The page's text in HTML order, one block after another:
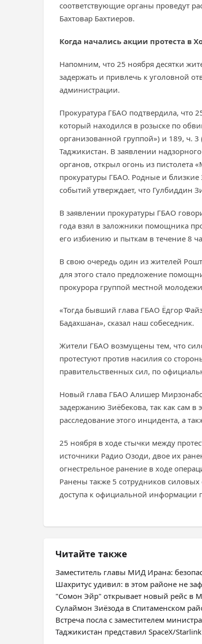
соответствующие органы проведут
Бахтовар Бахтиеров.
Когда начались акции протеста в
Напомним, что 25 ноября десятки
задержать и привлечь к уголовной
администрации.
Прокуратура ГБАО подтвердила, что
который находился в розыске по
организованной группой») и 189, ч.
Таджикистан. В заявлении
органов, открыл огонь из пистолета
прокуратуры ГБАО. Родные и
событий утверждает, что Гулбиддин
В заявлении прокуратуры ГБАО
года взял в заложники помощника
его избиению и пыткам в течение 8
В свою очередь один из жителей
для этого стало предложение
прокурора группой местной
«Тогда бывший глава ГБАО Ёдгор
Бадахшана», сказал наш собеседник.
Жители ГБАО возмущены тем, что
протестуют против насилия со
правительственных сил, по
Новый глава ГБАО Алишер
задержанию Зиёбекова, так как сам
расследование этого инцидента, а
25 ноября в ходе стычки между
источники Радио Озоди, двое их
огнестрельное ранение в ходе
Ранены также 5 сотрудников
доступа к официальной информации
Читайте также
Заместитель главы МИД Ирана:
Шахритус удивил: в этом районе не
"Сомон Эйр" открывает новый рейс в
Сулаймон Зиёзода в Спитаменском
Встреча посла с заместителем
Таджикистан представил SpaceX/